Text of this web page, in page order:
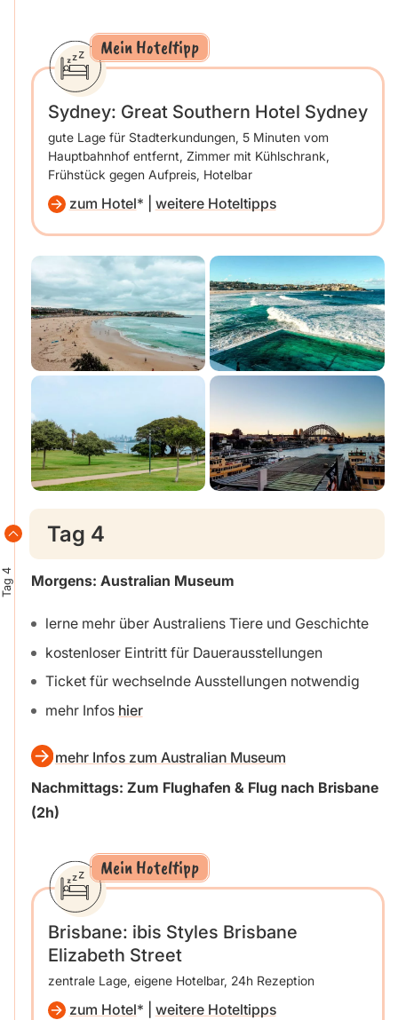
Mein Hoteltipp
Sydney: Great Southern Hotel Sydney
gute Lage für Stadterkundungen, 5 Minuten vom
Hauptbahnhof entfernt, Zimmer mit Kühlschrank,
Frühstück gegen Aufpreis, Hotelbar
zum Hotel weitere Hoteltipps
Tag 4
Tag 4
Morgens: Australian Museum
lerne mehr über Australiens Tiere und Geschichte
kostenloser Eintritt für Dauerausstellungen
Ticket für wechselnde Ausstellungen notwendig
mehr Infos hier
mehr Infos zum Australian Museum
Nachmittags: Zum Flughafen & Flug nach Brisbane
(2h)
Mein Hoteltipp
Brisbane: ibis Styles Brisbane
Elizabeth Street
zentrale Lage, eigene Hotelbar, 24h Rezeption
zum Hotel weitere Hoteltipps